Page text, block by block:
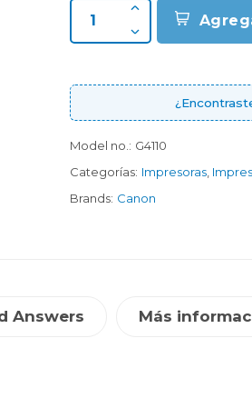
Model no.: G4110
Categorías: Impresoras
Brands: Canon
Answers Más